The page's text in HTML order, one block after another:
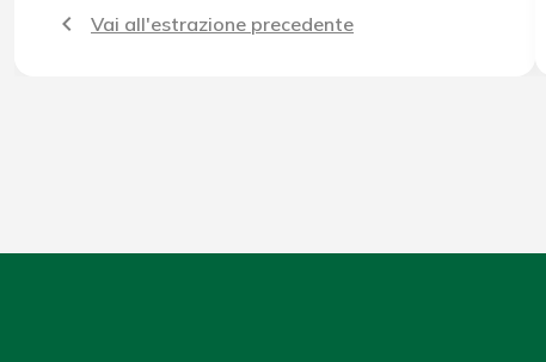
Vai all'estrazione precedente